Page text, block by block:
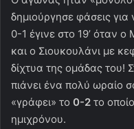
δημιούργησε φάσεις
0-1 έγινε στο 19’ όταν ο
και ο Σιουκουλάνι με
δίχτυα της ομάδας του!
πιάνει ένα πολύ ωραίο
«γράφει» το 0-2 το
ημιχρόνου.